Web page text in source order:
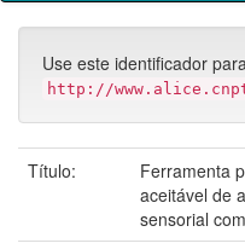
Use este identificador
http://
Título:
Ferramenta
aceitável de
sensorial